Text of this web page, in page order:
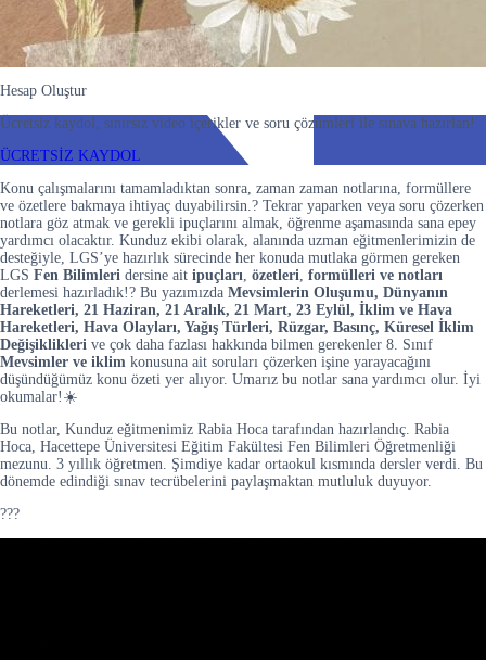
Hesap Oluştur
Ücretsiz kaydol, sınırsız video içerikler ve soru çözümleri ile sınava hazırlan!
ÜCRETSİZ KAYDOL
Konu çalışmalarını tamamladıktan sonra, zaman zaman notlarına, formüllere
ve özetlere bakmaya ihtiyaç duyabilirsin.? Tekrar yaparken veya soru çözerken
notlara göz atmak ve gerekli ipuçlarını almak, öğrenme aşamasında sana epey
yardımcı olacaktır. Kunduz ekibi olarak, alanında uzman eğitmenlerimizin de
desteğiyle, LGS’ye hazırlık sürecinde her konuda mutlaka görmen gereken
LGS Fen Bilimleri dersine ait ipuçları özetleri formülleri ve notları
derlemesi hazırladık!? Bu yazımızda Mevsimlerin Oluşumu, Dünyanın
Hareketleri, 21 Haziran, 21 Aralık, 21 Mart, 23 Eylül, İklim ve Hava
Hareketleri, Hava Olayları, Yağış Türleri, Rüzgar, Basınç, Küresel İklim
Değişiklikleri ve çok daha fazlası hakkında bilmen gerekenler 8. Sınıf
Mevsimler ve iklim konusuna ait soruları çözerken işine yarayacağını
düşündüğümüz konu özeti yer alıyor. Umarız bu notlar sana yardımcı olur. İyi
okumalar!☀️
Bu notlar, Kunduz eğitmenimiz Rabia Hoca tarafından hazırlandıç. Rabia
Hoca, Hacettepe Üniversitesi Eğitim Fakültesi Fen Bilimleri Öğretmenliği
mezunu. 3 yıllık öğretmen. Şimdiye kadar ortaokul kısmında dersler verdi. Bu
dönemde edindiği sınav tecrübelerini paylaşmaktan mutluluk duyuyor.
???